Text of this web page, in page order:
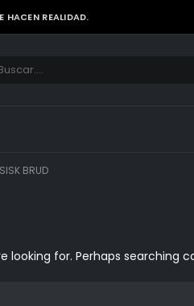
HACEN REALIDAD.
BRUD
looking for. Perhaps searching